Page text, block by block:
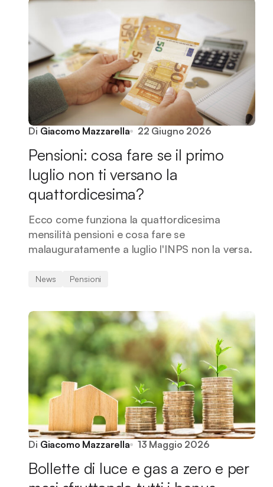
Di Giacomo Mazzarella 22 Giugno 2026
Pensioni: cosa fare se il primo
luglio non ti versano la
quattordicesima?
Ecco come funziona la quattordicesima
mensilità pensioni e cosa fare se
malauguratamente a luglio l'INPS non la versa.
News Pensioni
Di Giacomo Mazzarella 13 Maggio 2026
Bollette di luce e gas a zero e per